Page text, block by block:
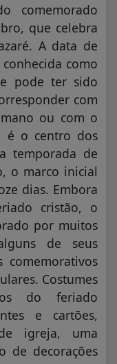
comemorado
que celebra
A data de
como
pode ter sido
com
ou com o
é o centro dos
temporada de
o marco inicial
dias. Embora
cristão, o
por muitos
de seus
comemorativos
Costumes
do feriado
e cartões,
igreja, uma
de decorações